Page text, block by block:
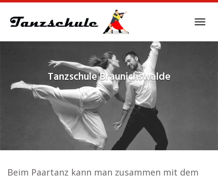
TanzschuleBraunichswalde
Beim Paartanz kann man zusammen mit dem